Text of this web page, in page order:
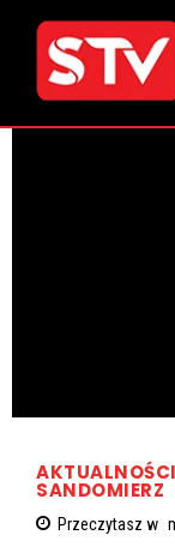
AKTUALNOŚCI
SANDOMIERZ
Przeczytasz w